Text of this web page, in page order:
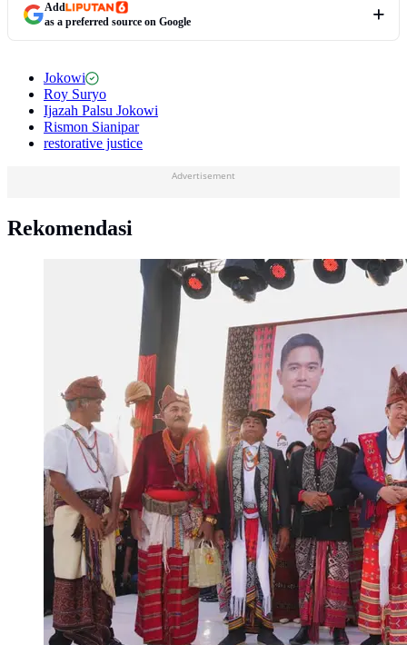
Add
as a preferred source on Google
Jokowi
Roy Suryo
Ijazah Palsu Jokowi
Rismon Sianipar
restorative justice
Advertisement
Rekomendasi